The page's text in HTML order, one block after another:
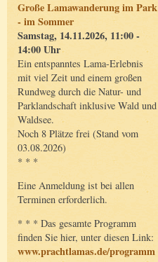
Große Lamawanderung im Park
- im Sommer
Samstag, 14.11.2026, 11:00 -
14:00 Uhr
Ein entspanntes Lama-Erlebnis
mit viel Zeit und einem großen
Rundweg durch die Natur- und
Parklandschaft inklusive Wald und
Waldsee.
Noch 8 Plätze frei (Stand vom
03.08.2026)
* * *
Eine Anmeldung ist bei allen
Terminen erforderlich.
* * * Das gesamte Programm
finden Sie hier, unter diesen Link:
www.prachtlamas.de/programm